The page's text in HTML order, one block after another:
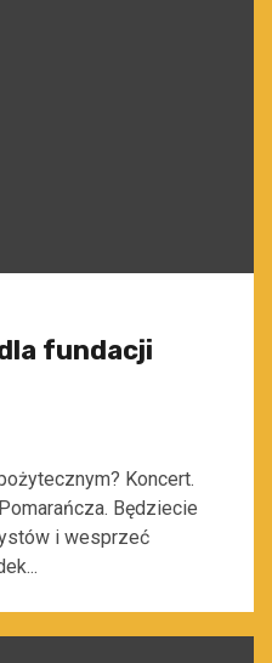
fundacji
Koncert.
Będziecie
i wesprzeć